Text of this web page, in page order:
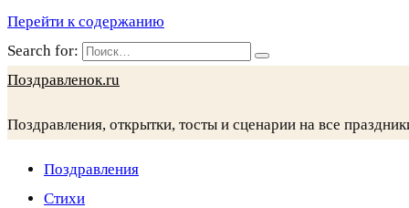
Перейти к содержанию
Search for:
Поздравленок.ru
Поздравления, открытки, тосты и сценарии на все
Поздравления
Стихи